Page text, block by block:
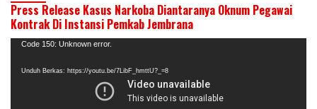
Press Release Kasus Narkoba Diantaranya Oknum Pegawai
Kontrak Di Instansi Pemkab Jembrana
Pemutar
Code 150: Unknown error.
Unduh Berkas: https://youtu.be/7LibF_hmttU?_=8